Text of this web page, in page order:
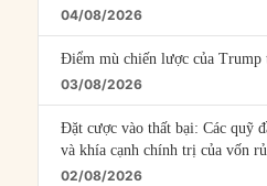
04/08/2026
Điểm mù chiến lược của
03/08/2026
Đặt cược vào thất bại: Các quỹ
và khía cạnh chính trị của vốn
02/08/2026